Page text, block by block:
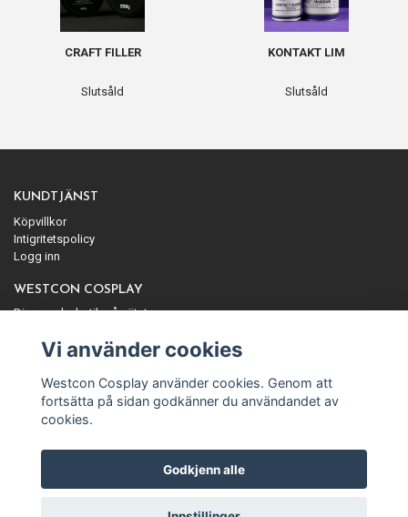
CRAFT FILLER
Slutsåld
KONTAKT LIM
Slutsåld
KUNDTJÄNST
Köpvillkor
Intigritetspolicy
Logg inn
WESTCON COSPLAY
Din cosplaybutik på nätet
Vi använder cookies
Westcon Cosplay använder cookies. Genom att
fortsätta på sidan godkänner du användandet av
cookies.
Godkjenn alle